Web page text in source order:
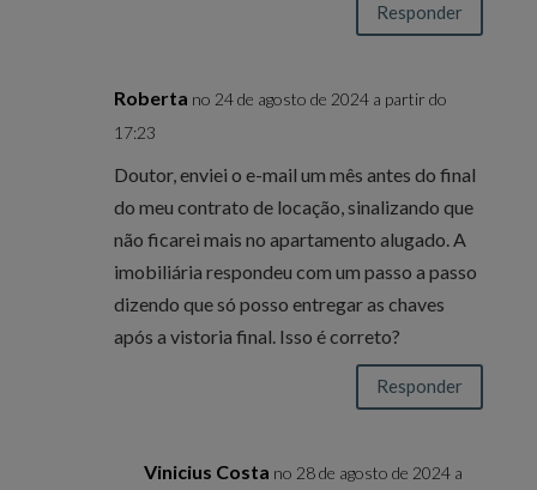
Responder
Roberta no 24 de agosto de 2024 a partir do
17:23
Doutor, enviei o e-mail um mês antes do final
do meu contrato de locação, sinalizando que
não ficarei mais no apartamento alugado. A
imobiliária respondeu com um passo a passo
dizendo que só posso entregar as chaves
após a vistoria final. Isso é correto?
Responder
Vinicius Costa no 28 de agosto de 2024 a